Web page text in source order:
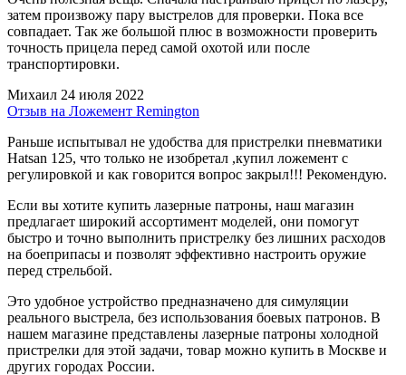
затем произвожу пару выстрелов для проверки. Пока все
совпадает. Так же большой плюс в возможности проверить
точность прицела перед самой охотой или после
транспортировки.
Михаил 24 июля 2022
Отзыв на Ложемент Remington
Раньше испытывал не удобства для пристрелки пневматики
Hatsan 125, что только не изобретал ,купил ложемент с
регулировкой и как говорится вопрос закрыл!!! Рекомендую.
Если вы хотите купить лазерные патроны, наш магазин
предлагает широкий ассортимент моделей, они помогут
быстро и точно выполнить пристрелку без лишних расходов
на боеприпасы и позволят эффективно настроить оружие
перед стрельбой.
Это удобное устройство предназначено для симуляции
реального выстрела, без использования боевых патронов. В
нашем магазине представлены лазерные патроны холодной
пристрелки для этой задачи, товар можно купить в Москве и
других городах России.